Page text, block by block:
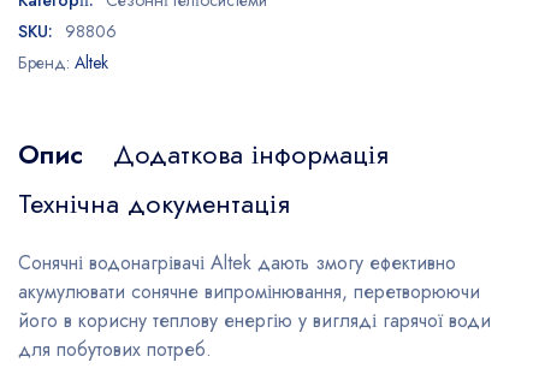
SKU: 98806
Бренд: Altek
Опис
Додаткова інформація
Технічна документація
Сонячні водонагрівачі Altek дають змогу ефективно
акумулювати сонячне випромінювання, перетворюючи
його в корисну теплову енергію у вигляді гарячої води
для побутових потреб.